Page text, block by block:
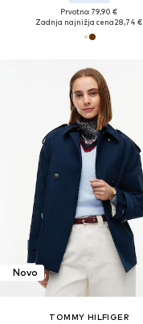
Prvotno: 79,90 €
Zadnja najnižja cena28,74 €
Novo
TOMMY HILFIGER